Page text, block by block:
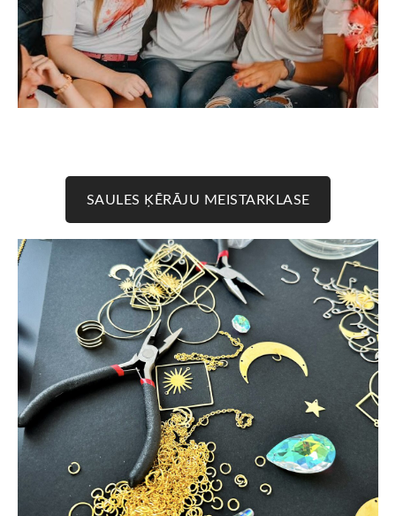
SAULES ĶĒRĀJU MEISTARKLASE